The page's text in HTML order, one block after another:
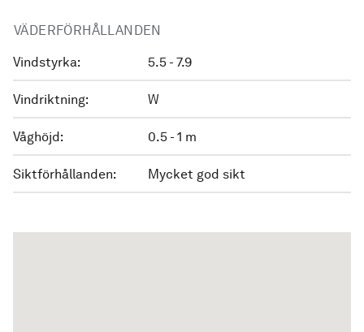
VÄDERFÖRHÅLLANDEN
Vindstyrka: 5.5 - 7.9
Vindriktning: W
Våghöjd: 0.5 - 1 m
Siktförhållanden: Mycket god sikt